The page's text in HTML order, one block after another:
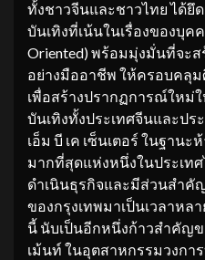
ทั้งชาวจีนและชาวไทย ได้
บันเทิงที่เน้นในเรื่องของบุค
Oriented) พร้อมมุ่งมั่นที่จะ
อย่างมืออาชีพ ให้ครอบคลุ
เพื่อสร้างปรากฏการณ์ใหม่
บันเทิงทั้งประเทศจีนและปร
เอ็ม บี เค เซ็นเตอร์ ในฐาน
มากที่สุดแห่งหนึ่งในประเท
ดำเนินธุรกิจและมีส่วนสำ
ของกรุงเทพมาเป็นเวลาหล
นี้ นับเป็นอีกหนึ่งก้าวสำคัญข
เม้นท์ ในอุตสาหกรรมวงกา